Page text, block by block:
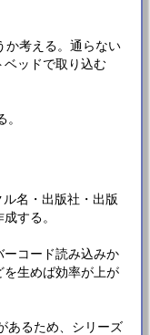
か考える。通らない
ベッドで取り込む
名・出版社・出版
する。
コード読み込みか
を生めば効率が上が
あるため、シリーズ